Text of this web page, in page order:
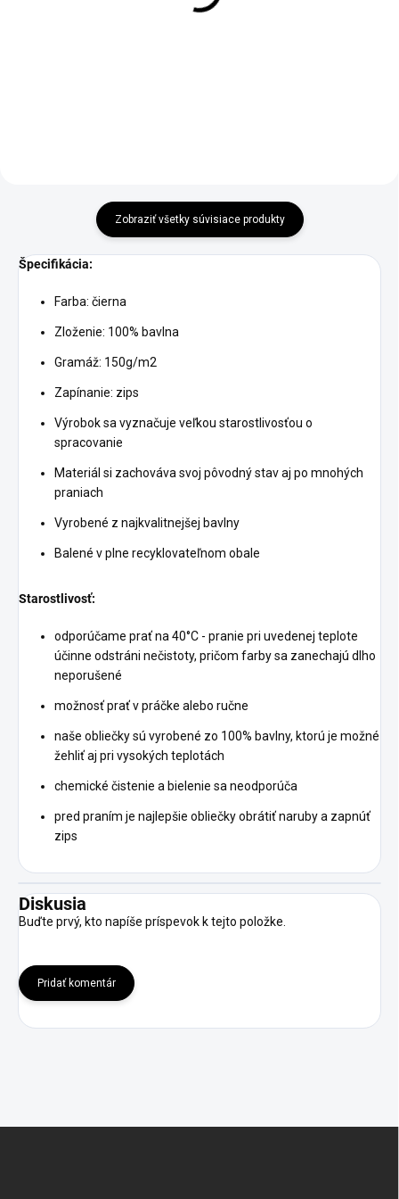
Zobraziť všetky súvisiace produkty
Špecifikácia:
Farba: čierna
Zloženie: 100% bavlna
Gramáž: 150g/m2
Zapínanie: zips
Výrobok sa vyznačuje veľkou starostlivosťou o
spracovanie
Materiál si zachováva svoj pôvodný stav aj po mnohých
praniach
Vyrobené z najkvalitnejšej bavlny
Balené v plne recyklovateľnom obale
Starostlivosť:
odporúčame prať na 40°C - pranie pri uvedenej teplote
účinne odstráni nečistoty, pričom farby sa zanechajú dlho
neporušené
možnosť prať v práčke alebo ručne
naše obliečky sú vyrobené zo 100% bavlny, ktorú je možné
žehliť aj pri vysokých teplotách
chemické čistenie a bielenie sa neodporúča
pred praním je najlepšie obliečky obrátiť naruby a zapnúť
zips
Diskusia
Buďte prvý, kto napíše príspevok k tejto položke.
Pridať komentár